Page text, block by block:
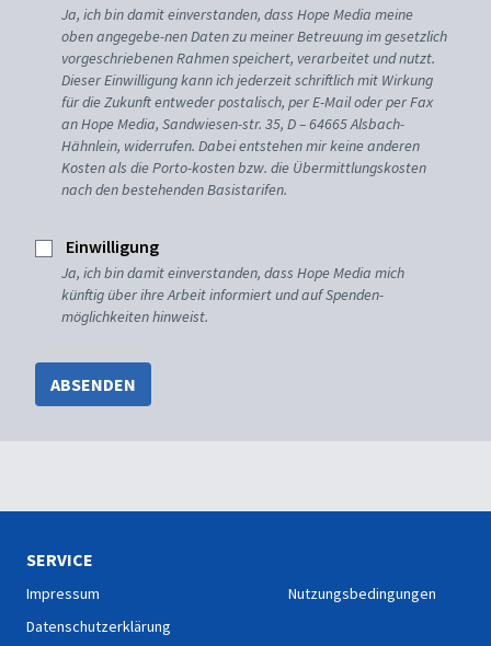
Ja, ich bin damit einverstanden, dass Hope Media meine
oben angegebe-nen Daten zu meiner Betreuung im gesetzlich
vorgeschriebenen Rahmen speichert, verarbeitet und nutzt.
Dieser Einwilligung kann ich jederzeit schriftlich mit Wirkung
für die Zukunft entweder postalisch, per E-Mail oder per Fax
an Hope Media, Sandwiesen-str. 35, D – 64665 Alsbach-
Hähnlein, widerrufen. Dabei entstehen mir keine anderen
Kosten als die Porto-kosten bzw. die Übermittlungskosten
nach den bestehenden Basistarifen.
Einwilligung
Ja, ich bin damit einverstanden, dass Hope Media mich
künftig über ihre Arbeit informiert und auf Spenden-
möglichkeiten hinweist.
ABSENDEN
SERVICE
Impressum
Datenschutzerklärung
Nutzungsbedingungen